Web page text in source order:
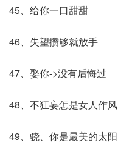
45、给你一口甜甜
46、失望攒够就放手
47、娶你->没有后悔过
48、不狂妄怎是女人作风
49、骁、你是最美的太阳